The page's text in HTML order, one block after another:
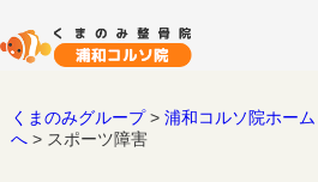
くまのみグループ> 浦和コルソ院ホーム
へ> スポーツ障害